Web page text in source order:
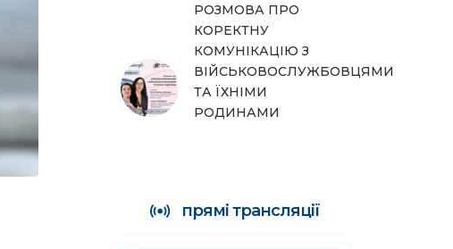
РОЗМОВА ПРО
КОРЕКТНУ
КОМУНІКАЦІЮ З
ВІЙСЬКОВОСЛУЖБОВЦЯМИ
ТА ЇХНІМИ
РОДИНАМИ
прямі трансляції